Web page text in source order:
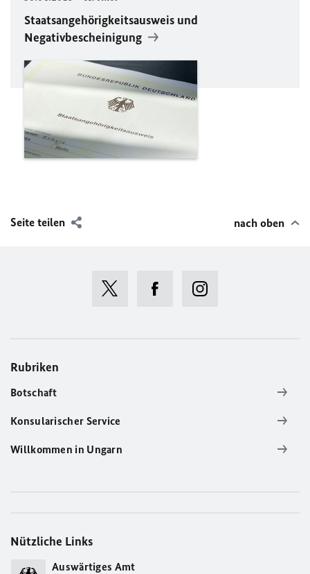
Staatsangehörigkeitsausweis und
Negativbescheinigung
Seite teilen nach oben
Rubriken
Botschaft
Konsularischer Service
Willkommen in Ungarn
Nützliche Links
Auswärtiges Amt